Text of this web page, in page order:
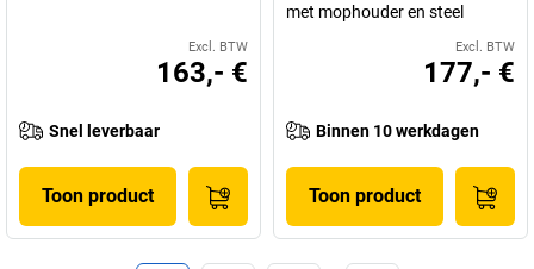
Excl. BTW
163,- €
Snel leverbaar
Toon product
met mophouder en steel
Excl. BTW
177,- €
Binnen 10 werkdagen
Toon product